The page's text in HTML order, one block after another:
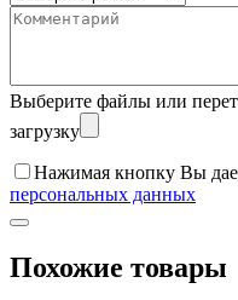
Выберите файлы или
загрузку
Нажимая кнопку Вы
персональных данных
Похожие товары